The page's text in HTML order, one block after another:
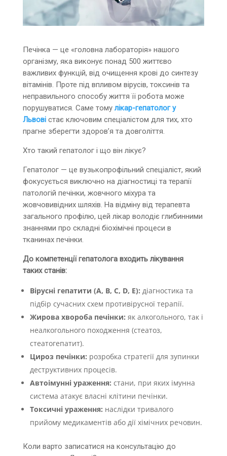
Печінка — це «головна лабораторія» нашого
організму, яка виконує понад 500 життєво
важливих функцій, від очищення крові до синтезу
вітамінів. Проте під впливом вірусів, токсинів та
неправильного способу життя її робота може
порушуватися. Саме тому лікар-гепатолог у
Львовістає ключовим спеціалістом для тих, хто
прагне зберегти здоров’я та довголіття.
Хто такий гепатолог і що він лікує?
Гепатолог — це вузькопрофільний спеціаліст, який
фокусується виключно на діагностиці та терапії
патологій печінки, жовчного міхура та
жовчовивідних шляхів. На відміну від терапевта
загального профілю, цей лікар володіє глибинними
знаннями про складні біохімічні процеси в
тканинах печінки.
До компетенції гепатолога входить лікування
таких станів:
Вірусні гепатити (А, В, С, D, Е): діагностика та
підбір сучасних схем противірусної терапії.
Жирова хвороба печінки: як алкогольного, так і
неалкогольного походження (стеатоз,
стеатогепатит).
Цироз печінки: розробка стратегії для зупинки
деструктивних процесів.
Автоімунні ураження: стани, при яких імунна
система атакує власні клітини печінки.
Токсичні ураження: наслідки тривалого
прийому медикаментів або дії хімічних речовин.
Коли варто записатися на консультацію до